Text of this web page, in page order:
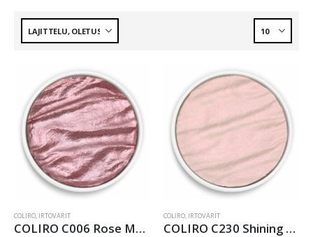
COLIRO, IRTOVÄRIT
COLIRO C006 Rose Metallihohtovesiväri
COLIRO, IRTOVÄRIT
COLIRO C230 Shining Pink Metallihohtovesiväri